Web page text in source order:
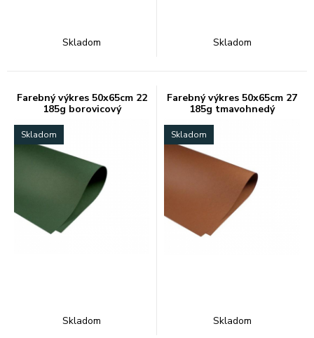
Skladom Skladom
Farebný výkres 50x65cm 22
185g borovicový
Skladom
Skladom
Farebný výkres 50x65cm 27
185g tmavohnedý
Skladom
Skladom